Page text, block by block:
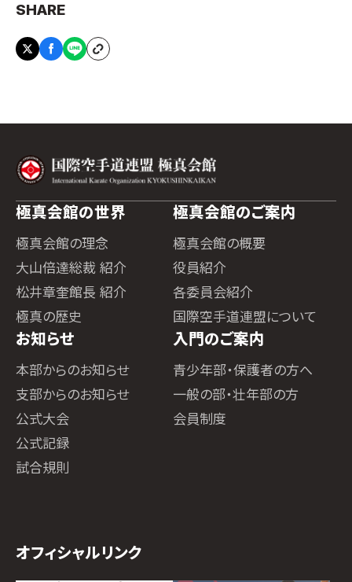
SHARE
極真会館の世界
極真会館の理念
大山倍達総裁 紹介
松井章奎館長 紹介
極真の歴史
極真会館のご案内
極真会館の概要
役員紹介
各委員会紹介
国際空手道連盟について
お知らせ
本部からのお知らせ
支部からのお知らせ
公式大会
公式記録
試合規則
入門のご案内
青少年部・保護者の方へ
一般の部・壮年部の方
会員制度
オフィシャルリンク